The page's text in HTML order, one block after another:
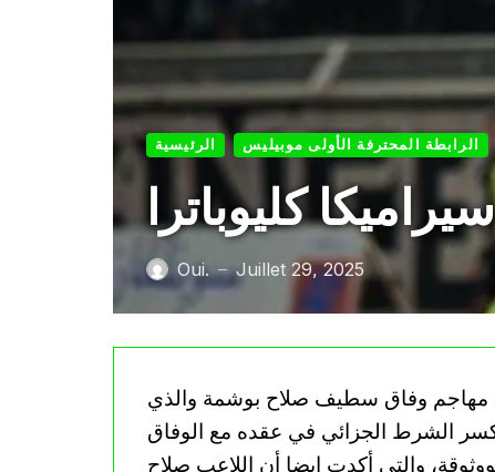
الرئيسية الرابطة المحترفة الأولى موبيليس
كليوباترا
Oui. — Juillet 29, 2025
مهاجم وفاق سطيف صلاح بوشمة والذي
كسر الشرط الجزائي في عقده مع الوفاق
مووثوقة، والتي أكدت ايضا أن اللاعب صلاح